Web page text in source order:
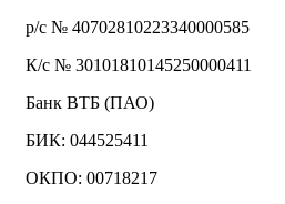
р/с № 40702810223340000585
К/с № 30101810145250000411
Банк ВТБ (ПАО)
БИК: 044525411
ОКПО: 00718217